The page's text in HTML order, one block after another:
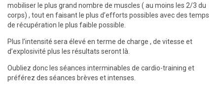
mobiliser le plus grand nombre de muscles ( au moins les 2/3 du
corps) , tout en faisant le plus d’efforts possibles avec des temps
de récupération le plus faible possible.
Plus l’intensité sera élevé en terme de charge , de vitesse et
d’explosivité plus les résultats seront là.
Oubliez donc les séances interminables de cardio-training et
préférez des séances brèves et intenses.